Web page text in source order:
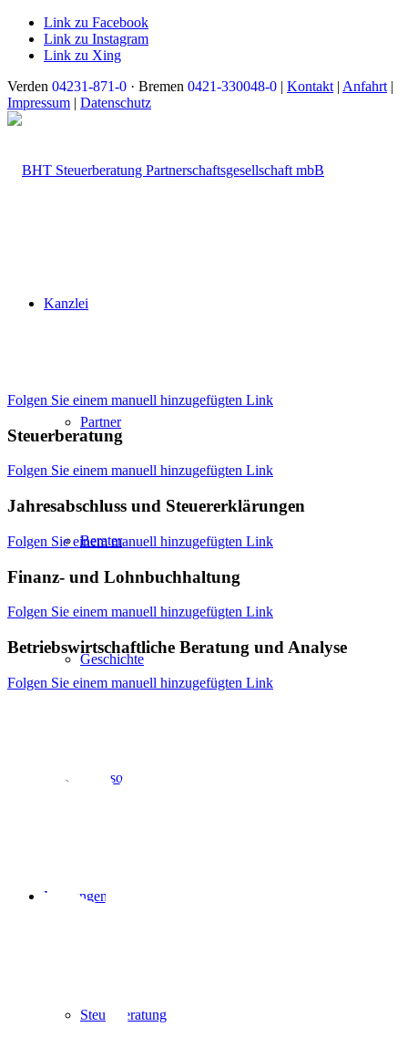
Link zu Facebook
Link zu Instagram
Link zu Xing
Verden 04231-871-0 · Bremen 0421-330048-0 | Kontakt | Anfahrt |
Impressum | Datenschutz
Kanzlei
Partner
Berater
Geschichte
Philosophie
Leistungen
Steuerberatung
Folgen Sie einem manuell hinzugefügten Link
Steuerberatung
Folgen Sie einem manuell hinzugefügten Link
Jahresabschluss und Steuererklärungen
Folgen Sie einem manuell hinzugefügten Link
Finanz- und Lohnbuchhaltung
Folgen Sie einem manuell hinzugefügten Link
Betriebswirtschaftliche Beratung und Analyse
Folgen Sie einem manuell hinzugefügten Link